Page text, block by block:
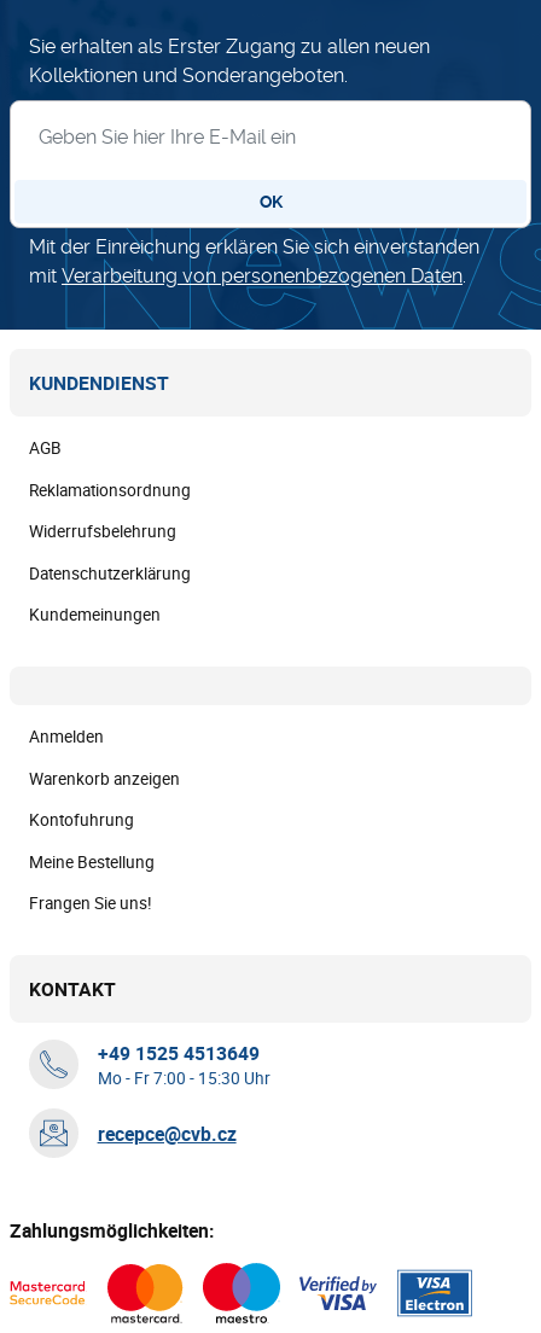
Sie erhalten als Erster Zugang zu allen neuen
Kollektionen und Sonderangeboten.
OK
Mit der Einreichung erklären Sie sich einverstanden
mit Verarbeitung von personenbezogenen Daten.
KUNDENDIENST
AGB
Reklamationsordnung
Widerrufsbelehrung
Datenschutzerklärung
Kundemeinungen
Anmelden
Warenkorb anzeigen
Kontofuhrung
Meine Bestellung
Frangen Sie uns!
KONTAKT
+49 1525 4513649
Mo - Fr 7:00 - 15:30 Uhr
recepce@cvb.cz
Zahlungsmöglichkeiten: